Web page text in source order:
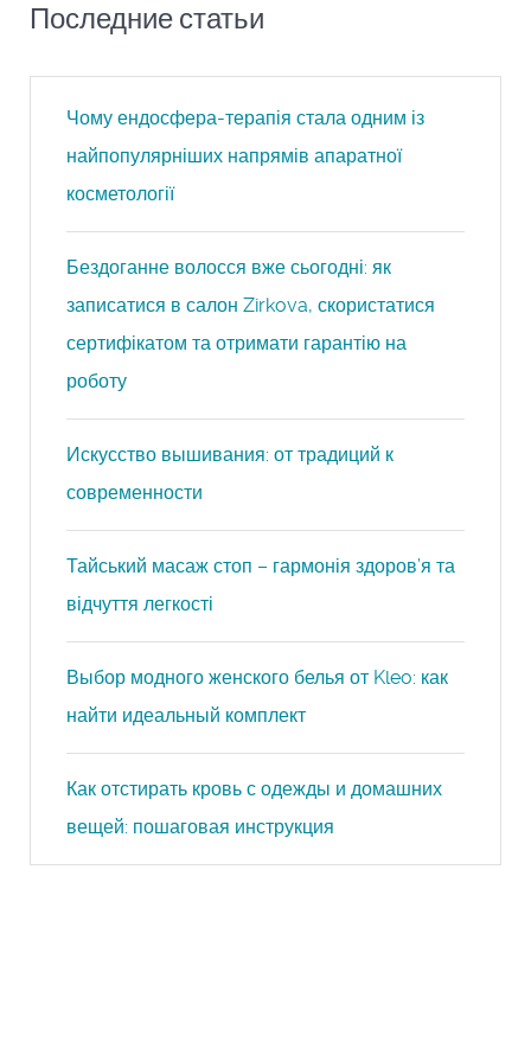
Последние статьи
Чому ендосфера-терапія стала одним із
найпопулярніших напрямів апаратної
косметології
Бездоганне волосся вже сьогодні: як
записатися в салон Zirkova, скористатися
сертифікатом та отримати гарантію на
роботу
Искусство вышивания: от традиций к
современности
Тайський масаж стоп – гармонія здоров’я та
відчуття легкості
Выбор модного женского белья от Kleo: как
найти идеальный комплект
Как отстирать кровь с одежды и домашних
вещей: пошаговая инструкция